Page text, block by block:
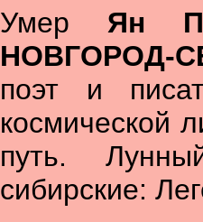
Умер Ян
НОВГОРОД-
поэт и
космической
путь.
сибирские: